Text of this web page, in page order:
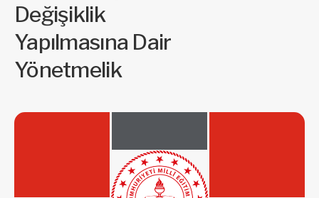
Değişiklik
Yapılmasına Dair
Yönetmelik